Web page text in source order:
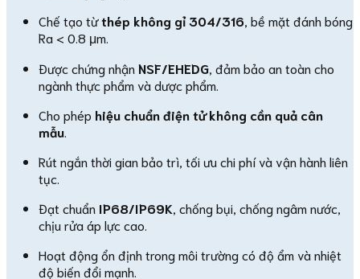
Chế tạo từthép không gỉ 304/316 , bề mặt đánh bóng
Ra < 0.8 μm.
Được chứng nhận NSF/EHEDG , đảm bảo an toàn cho
ngành thực phẩm và dược phẩm.
Cho phép hiệu chuẩn điện tử không cần quả cân
mẫu
Rút ngắn thời gian bảo trì, tối ưu chi phí và vận hành liên
tục.
Đạt chuẩn IP68/IP69K , chống bụi, chống ngâm nước,
chịu rửa áp lực cao.
Hoạt động ổn định trong môi trường có độ ẩm và nhiệt
độ biến đổi mạnh.